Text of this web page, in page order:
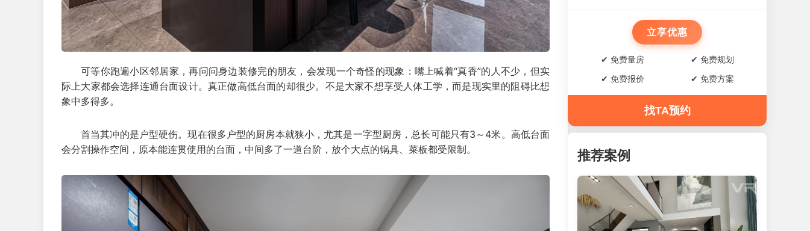
可等你跑遍小区邻居家，再问问身边装修完的朋友，会发现一个奇怪的现象：嘴上喊着“真香”的人不少，但实
际上大家都会选择连通台面设计。真正做高低台面的却很少。不是大家不想享受人体工学，而是现实里的阻碍比想
象中多得多。
首当其冲的是户型硬伤。现在很多户型的厨房本就狭小，尤其是一字型厨房，总长可能只有3～4米。高低台面
会分割操作空间，原本能连贯使用的台面，中间多了一道台阶，放个大点的锅具、菜板都受限制。
立享优惠
✔ 免费量房
✔ 免费规划
✔ 免费报价
✔ 免费方案
找TA预约
推荐案例